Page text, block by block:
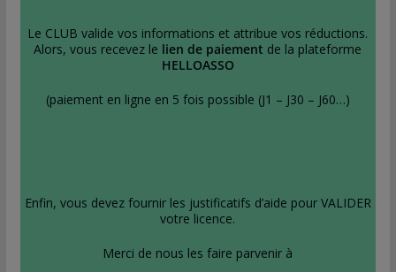
Le CLUB valide vos informations et attribue vos réductions.
Alors, vous recevez le lien de paiement de la plateforme
HELLOASSO
(paiement en ligne en 5 fois possible (J1 – J30 – J60…)
Enfin, vous devez fournir les justificatifs d’aide pour VALIDER
votre licence.
Merci de nous les faire parvenir à